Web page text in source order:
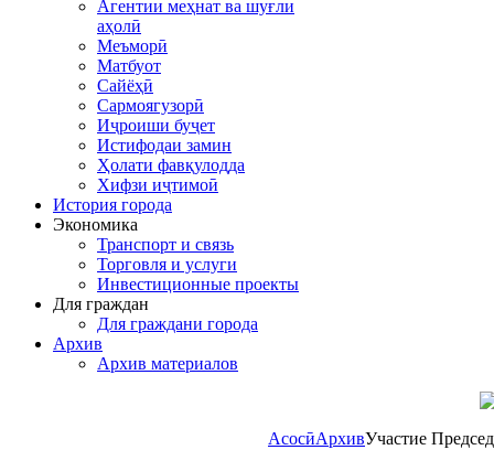
Агентии меҳнат ва шуғли
аҳолӣ
Меъморӣ
Матбуот
Сайёҳӣ
Сармоягузорӣ
Иҷроиши буҷет
Истифодаи замин
Ҳолати фавқулодда
Хифзи иҷтимоӣ
История города
Экономика
Транспорт и связь
Торговля и услуги
Инвестиционные проекты
Для граждан
Для граждани города
Архив
Архив материалов
АсосӣАрхивУчастие